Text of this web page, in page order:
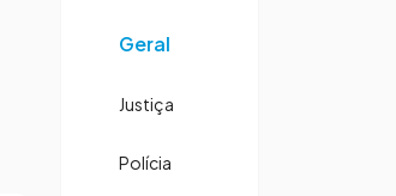
Geral
Justiça
Polícia